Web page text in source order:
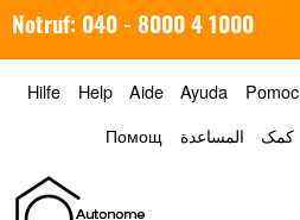
Notruf: 040 - 8000 4 1000
Hilfe Help Aide Ayuda Pomoc
Помощ
المساعدة کمک